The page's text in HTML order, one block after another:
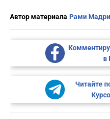
Автор материала Рами
в
Читайте